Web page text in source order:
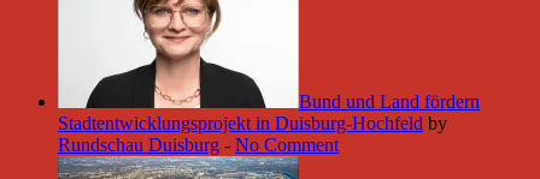
Bund und Land fördern
Stadtentwicklungsprojekt in Duisburg-Hochfeld by
Rundschau Duisburg - No Comment